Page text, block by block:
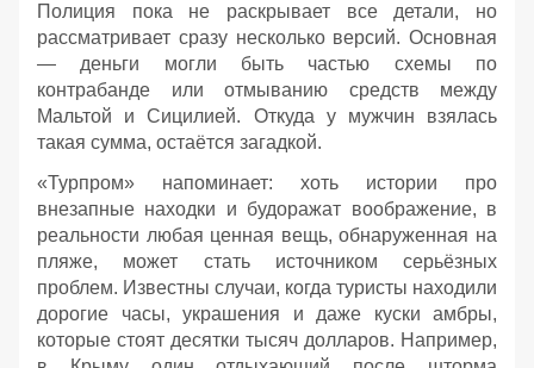
Полиция пока не раскрывает все детали, но
рассматривает сразу несколько версий. Основная
— деньги могли быть частью схемы по
контрабанде или отмыванию средств между
Мальтой и Сицилией. Откуда у мужчин взялась
такая сумма, остаётся загадкой.
«Турпром» напоминает: хоть истории про
внезапные находки и будоражат воображение, в
реальности любая ценная вещь, обнаруженная на
пляже, может стать источником серьёзных
проблем. Известны случаи, когда туристы находили
дорогие часы, украшения и даже куски амбры,
которые стоят десятки тысяч долларов. Например,